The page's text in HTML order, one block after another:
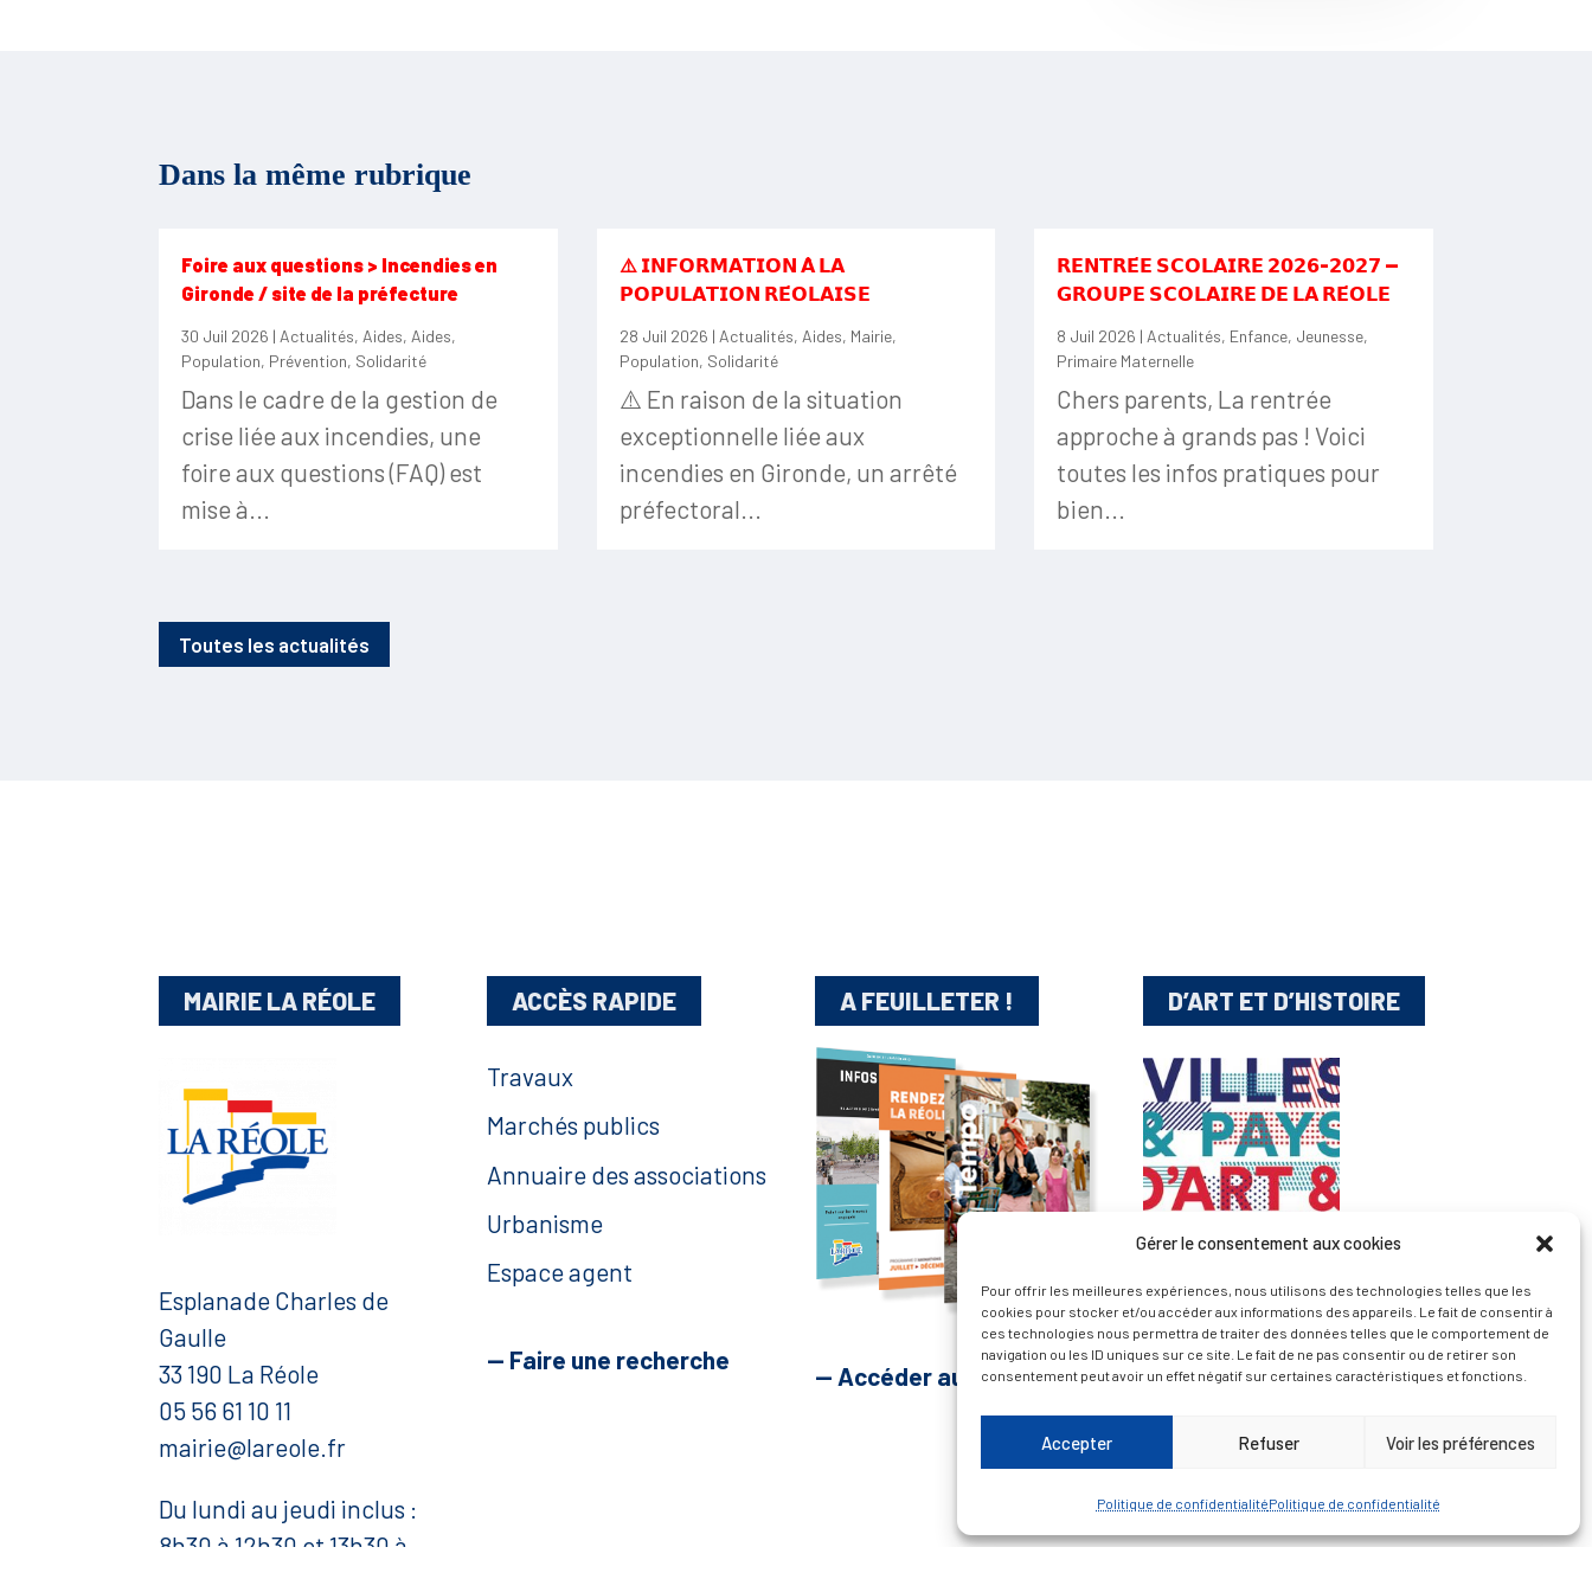
Gérer le consentement aux cookies
Pour offrir les meilleures expériences, nous utilisons des technologies telles que les
cookies pour stocker et/ou accéder aux informations des appareils. Le fait de consentir à
ces technologies nous permettra de traiter des données telles que le comportement de
navigation ou les ID uniques sur ce site. Le fait de ne pas consentir ou de retirer son
consentement peut avoir un effet négatif sur certaines caractéristiques et fonctions.
Accepter Refuser Voir les préférences
Politique de confidentialitéPolitique de confidentialité
Dans la même rubrique
Foire aux questions > Incendies en
Gironde / site de la préfecture
30 Juil 2026 | Actualités, Aides, Aides,
Population, Prévention, Solidarité
Dans le cadre de la gestion de
crise liée aux incendies, une
foire aux questions (FAQ) est
mise à...
⚠️ 𝗜𝗡𝗙𝗢𝗥𝗠𝗔𝗧𝗜𝗢𝗡 𝗔̀ 𝗟𝗔
𝗣𝗢𝗣𝗨𝗟𝗔𝗧𝗜𝗢𝗡 𝗥𝗘́𝗢𝗟𝗔𝗜𝗦𝗘
28 Juil 2026 | Actualités, Aides, Mairie,
Population, Solidarité
⚠️ En raison de la situation
exceptionnelle liée aux
incendies en Gironde, un arrêté
préfectoral...
𝗥𝗘𝗡𝗧𝗥𝗘́𝗘 𝗦𝗖𝗢𝗟𝗔𝗜𝗥𝗘 𝟮𝟬𝟮𝟲-𝟮𝟬𝟮𝟳 —
𝗚𝗥𝗢𝗨𝗣𝗘 𝗦𝗖𝗢𝗟𝗔𝗜𝗥𝗘 𝗗𝗘 𝗟𝗔 𝗥𝗘́𝗢𝗟𝗘
8 Juil 2026 | Actualités, Enfance, Jeunesse,
Primaire Maternelle
Chers parents, La rentrée
approche à grands pas ! Voici
toutes les infos pratiques pour
bien...
Toutes les actualités
MAIRIE LA RÉOLE
Esplanade Charles de
Gaulle
33 190 La Réole
05 56 61 10 11
mairie@lareole.fr
Du lundi au jeudi inclus :
8h30 à 12h30 et 13h30 à
ACCÈS RAPIDE
Travaux
Marchés publics
Annuaire des associations
Urbanisme
Espace agent
— Faire une recherche
A FEUILLETER !
— Accéder au kiosque
D’ART ET D’HISTOIRE
— Découvrir et visiter